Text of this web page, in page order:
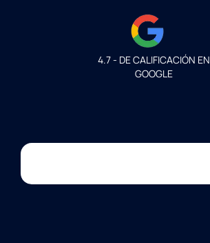
4.7 - DE CALIFICACIÓN EN
GOOGLE